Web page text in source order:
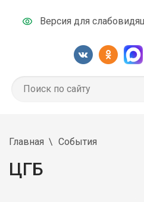
Версия для
Главная События
ЦГБ